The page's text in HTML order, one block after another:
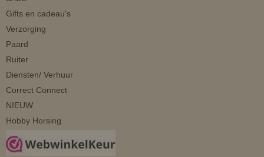
Gifts en cadeau's
Verzorging
Paard
Ruiter
Diensten/ Verhuur
Correct Connect
NIEUW
Hobby Horsing